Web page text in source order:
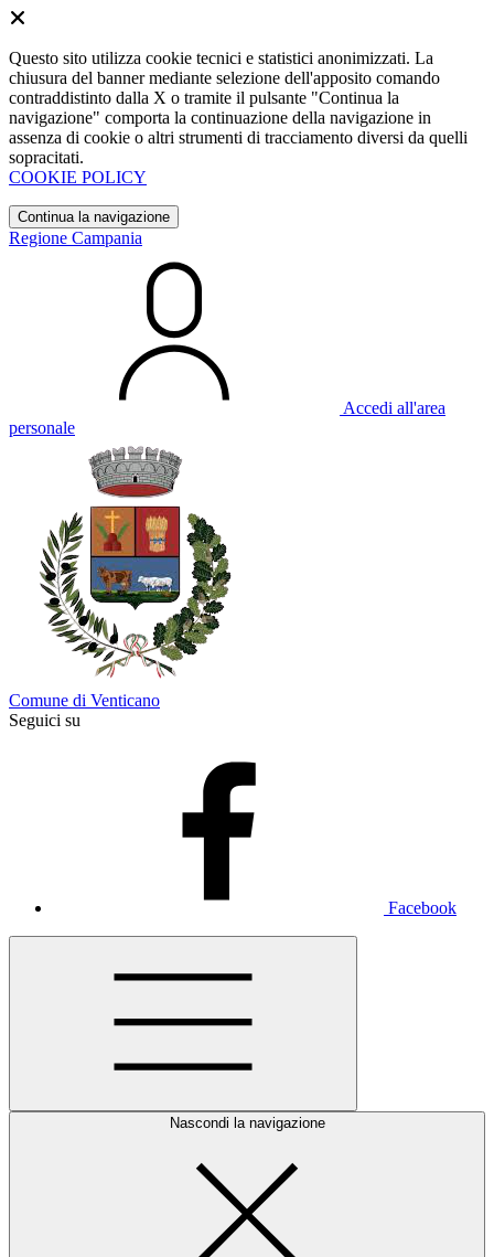
Questo sito utilizza cookie tecnici e statistici anonimizzati. La
chiusura del banner mediante selezione dell'apposito comando
contraddistinto dalla X o tramite il pulsante "Continua la
navigazione" comporta la continuazione della navigazione in
assenza di cookie o altri strumenti di tracciamento diversi da quelli
sopracitati.
COOKIE POLICY
Continua la navigazione
Regione Campania
Accedi all'area
personale
Comune di Venticano
Seguici su
Facebook
Nascondi la navigazione